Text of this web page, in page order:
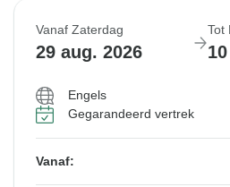
Vanaf Zaterdag
29 aug. 2026
Tot
Engels
Gegarandeerd vertrek
Vanaf: